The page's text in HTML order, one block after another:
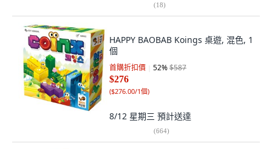
(18)
HAPPY BAOBAB Koings 桌遊, 混色, 1
個
首購折扣價 52%$587
$276
($276.00/1個)
8/12 星期三 預計送達
(664)